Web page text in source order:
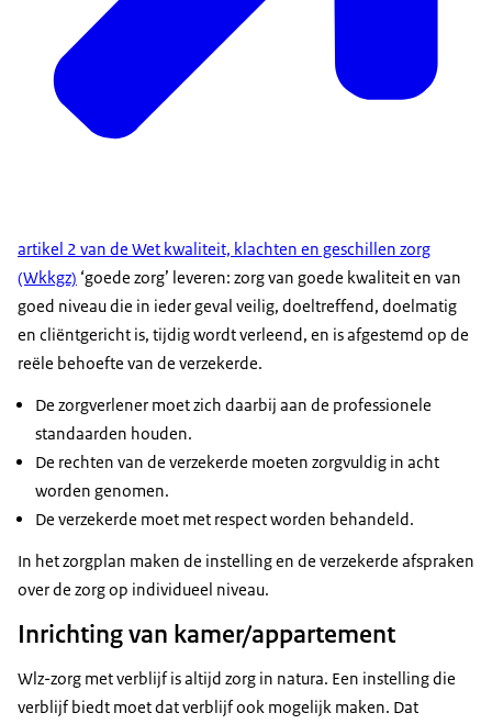
artikel 2 van de Wet kwaliteit, klachten en geschillen zorg
(Wkkgz) ‘goede zorg’ leveren: zorg van goede kwaliteit en van
goed niveau die in ieder geval veilig, doeltreffend, doelmatig
en cliëntgericht is, tijdig wordt verleend, en is afgestemd op de
reële behoefte van de verzekerde.
De zorgverlener moet zich daarbij aan de professionele
standaarden houden.
De rechten van de verzekerde moeten zorgvuldig in acht
worden genomen.
De verzekerde moet met respect worden behandeld.
In het zorgplan maken de instelling en de verzekerde afspraken
over de zorg op individueel niveau.
Inrichting van kamer/appartement
Wlz-zorg met verblijf is altijd zorg in natura. Een instelling die
verblijf biedt moet dat verblijf ook mogelijk maken. Dat